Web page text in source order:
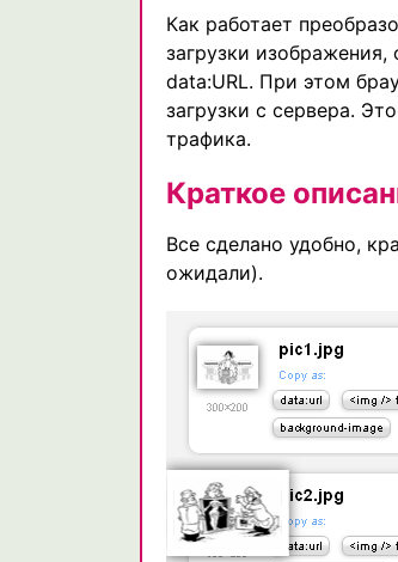
Как работает
загрузки
data:URL. При этом
загрузки с сервера.
трафика.
Краткое
Все сделано удобно,
ожидали).